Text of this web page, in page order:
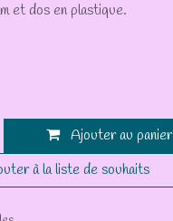
et dos en plastique.
Ajouter au panier
à la liste de souhaits